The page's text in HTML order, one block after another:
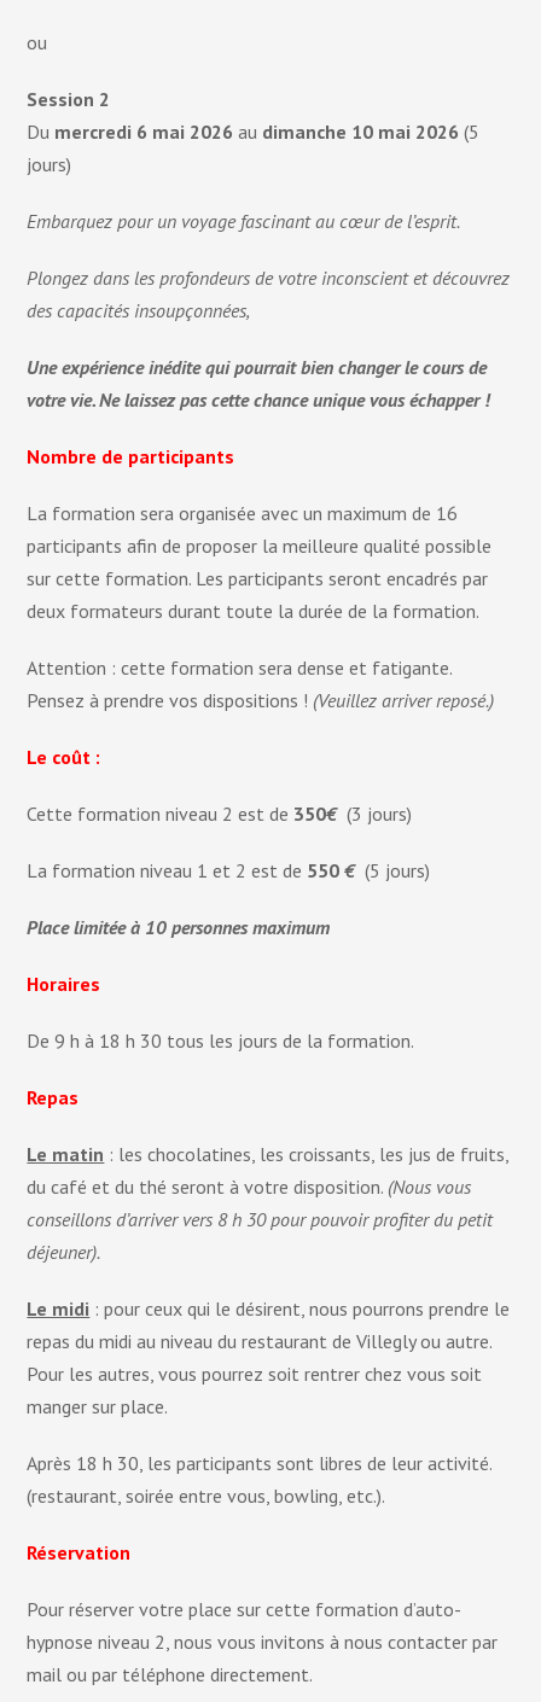
ou
Session 2
Du mercredi 6 mai 2026 au dimanche 10 mai 2026 (5
jours)
Embarquez pour un voyage fascinant au cœur de l’esprit.
Plongez dans les profondeurs de votre inconscient et découvrez
des capacités insoupçonnées,
Une expérience inédite qui pourrait bien changer le cours de
votre vie. Ne laissez pas cette chance unique vous échapper !
Nombre de participants
La formation sera organisée avec un maximum de 16
participants afin de proposer la meilleure qualité possible
sur cette formation. Les participants seront encadrés par
deux formateurs durant toute la durée de la formation.
Attention : cette formation sera dense et fatigante.
Pensez à prendre vos dispositions ! (Veuillez arriver reposé.)
Le coût :
Cette formation niveau 2 est de 350€(3 jours)
La formation niveau 1 et 2 est de 550 €(5 jours)
Place limitée à 10 personnes maximum
Horaires
De 9 h à 18 h 30 tous les jours de la formation.
Repas
Le matin : les chocolatines, les croissants, les jus de fruits,
du café et du thé seront à votre disposition. (Nous vous
conseillons d’arriver vers 8 h 30 pour pouvoir profiter du petit
déjeuner).
Le midi : pour ceux qui le désirent, nous pourrons prendre le
repas du midi au niveau du restaurant de Villegly ou autre.
Pour les autres, vous pourrez soit rentrer chez vous soit
manger sur place.
Après 18 h 30, les participants sont libres de leur activité.
(restaurant, soirée entre vous, bowling, etc.).
Réservation
Pour réserver votre place sur cette formation d’auto-
hypnose niveau 2, nous vous invitons à nous contacter par
mail ou par téléphone directement.